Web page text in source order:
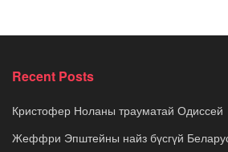
Recent Posts
Кристофер Ноланы трауматай Одиссей
Жеффри Эпштейны найз бүсгүй